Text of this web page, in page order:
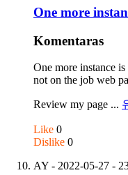
One more
Komentaras
One more instance
not on the job web
Review my page ...
Like 0
Dislike 0
AY - 2022-05-27 -